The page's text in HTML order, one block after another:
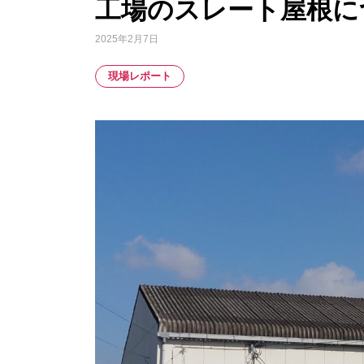
工場のスレート屋根
2025年2月7日
現場レポート